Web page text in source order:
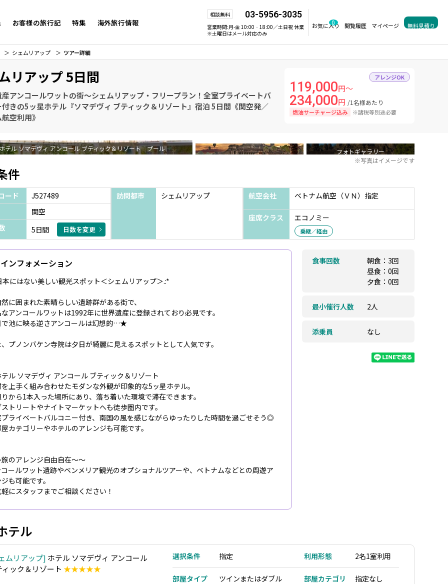
お客様の旅行記 特集 海外旅行情報
相談無料 03-5956-3035
営業時間:月-金 10:00‐18:00／土日祝 休業
※土曜日はメール対応のみ
お気に入り
0 閲覧履歴 マイページ 無料見積り
シェムリアップ ツアー詳細
リアップ 5日間
アンコールワットの街～シェムリアップ・フリープラン！全室プライベートバ
きの5ッ星ホテル『ソマデヴィ ブティック＆リゾート』宿泊 5日間《関空発／
空利用》
アレンジOK
119,000円～
234,000円 /1名様あたり
燃油サーチャージ込み ※諸税等別途必要
テル ソマデヴィ アンコール ブティック＆リゾート プール
フォトギャラリー
※写真はイメージです
件
ード
J527489
関空
5日間 日数を変更
訪問都市 シェムリアップ 航空会社 ベトナム航空（ＶＮ）指定
座席クラス エコノミー
乗継／経由
インフォメーション
本にはない美しい観光スポット＜シェムリアップ＞.:*
に囲まれた素晴らしい遺跡群がある街で、
アンコールワットは1992年に世界遺産に登録されており必見です。
で池に映る逆さアンコールは幻想的…★
プノンバケン寺院は夕日が綺麗に見えるスポットとして人気です。
ル ソマデヴィ アンコール ブティック＆リゾート
上手く組み合わせたモダンな外観が印象的な5ッ星ホテル。
から1本入った場所にあり、落ち着いた環境で滞在できます。
トリートやナイトマーケットへも徒歩圏内です。
ライベートバルコニー付き、南国の風を感じながらゆったりした時間を過ごせそう◎
カテゴリーやホテルのアレンジも可能です。
のアレンジ自由自在～～
ールワット遺跡やベンメリア観光のオプショナルツアーや、ベトナムなどとの周遊ア
も可能です。
にスタッフまでご相談ください！
食事回数
朝食：3回
昼食：0回
夕食：0回
最小催行人数 2人
添乗員 なし
テル
ムリアップ ホテル ソマデヴィ アンコール
ィック＆リゾート ★★★★★
選択条件 指定 利用形態 2名1室利用
部屋タイプ ツインまたはダブル 部屋カテゴリ 指定なし